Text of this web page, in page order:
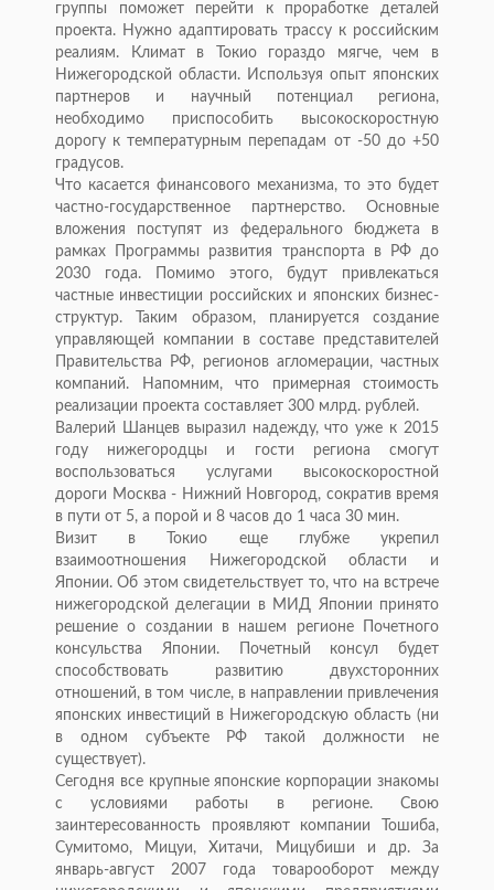
группы поможет перейти к проработке деталей
проекта. Нужно адаптировать трассу к российским
реалиям. Климат в Токио гораздо мягче, чем в
Нижегородской области. Используя опыт японских
партнеров и научный потенциал региона,
необходимо приспособить высокоскоростную
дорогу к температурным перепадам от -50 до +50
градусов.
Что касается финансового механизма, то это будет
частно-государственное партнерство. Основные
вложения поступят из федерального бюджета в
рамках Программы развития транспорта в РФ до
2030 года. Помимо этого, будут привлекаться
частные инвестиции российских и японских бизнес-
структур. Таким образом, планируется создание
управляющей компании в составе представителей
Правительства РФ, регионов агломерации, частных
компаний. Напомним, что примерная стоимость
реализации проекта составляет 300 млрд. рублей.
Валерий Шанцев выразил надежду, что уже к 2015
году нижегородцы и гости региона смогут
воспользоваться услугами высокоскоростной
дороги Москва - Нижний Новгород, сократив время
в пути от 5, а порой и 8 часов до 1 часа 30 мин.
Визит в Токио еще глубже укрепил
взаимоотношения Нижегородской области и
Японии. Об этом свидетельствует то, что на встрече
нижегородской делегации в МИД Японии принято
решение о создании в нашем регионе Почетного
консульства Японии. Почетный консул будет
способствовать развитию двухсторонних
отношений, в том числе, в направлении привлечения
японских инвестиций в Нижегородскую область (ни
в одном субъекте РФ такой должности не
существует).
Сегодня все крупные японские корпорации знакомы
с условиями работы в регионе. Свою
заинтересованность проявляют компании Тошиба,
Сумитомо, Мицуи, Хитачи, Мицубиши и др. За
январь-август 2007 года товарооборот между